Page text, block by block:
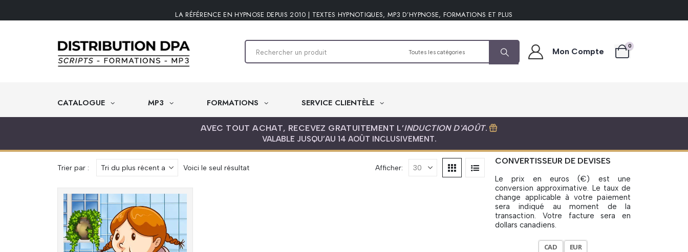
LA RÉFÉRENCE EN HYPNOSE DEPUIS 2010 | TEXTES HYPNOTIQUES, MP3 D’HYPNOSE, FORMATIONS ET PLUS
Mon Compte
0
CATALOGUE MP3 FORMATIONS SERVICE CLIENTÈLE
AVEC TOUT ACHAT, RECEVEZ GRATUITEMENT L’INDUCTION D'AOÛT.
VALABLE JUSQU’AU 14 AOÛT INCLUSIVEMENT.
Trier par : Voici le seul résultat Afficher:
CONVERTISSEUR DE DEVISES
Le prix en euros (€) est une
conversion approximative. Le taux de
change applicable à votre paiement
sera indiqué au moment de la
transaction. Votre facture sera en
dollars canadiens.
CAD EUR